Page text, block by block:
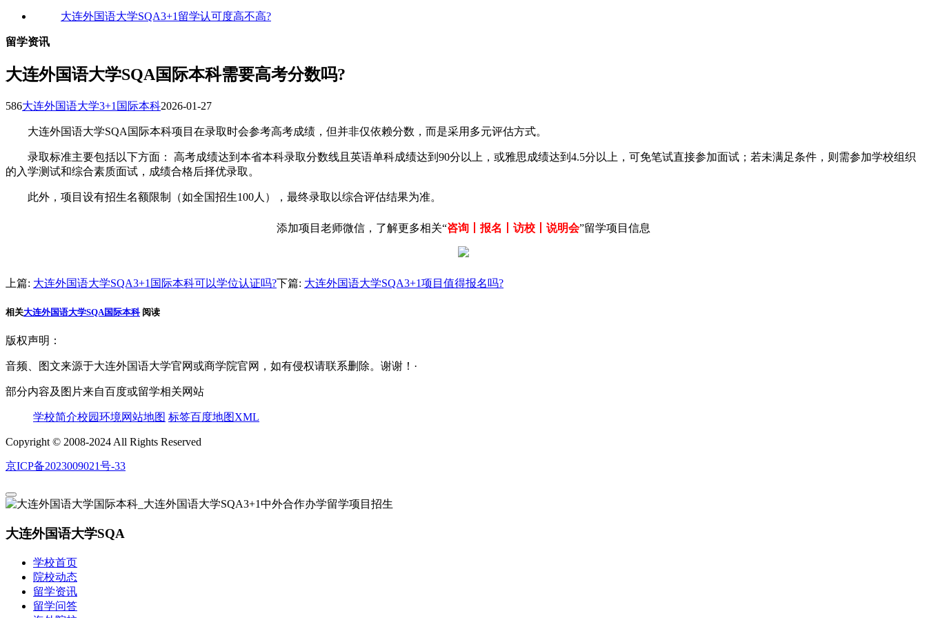
大连外国语大学SQA3+1留学认可度高不高?
留学资讯
大连外国语大学SQA国际本科需要高考分数吗?
586大连外国语大学3+1国际本科2026-01-27
大连外国语大学SQA国际本科项目在录取时会参考高考成绩，但并非仅依赖分数，而是采用多元评估方式。‌
‌录取标准主要包括以下方面：‌ 高考成绩达到本省本科录取分数线且英语单科成绩达到90分以上，或雅思成绩达到4.5分以上，可免笔试直接参加面试；若未满足条件，则需参加学校组织
的入学测试和综合素质面试，成绩合格后择优录取。‌
此外，项目设有招生名额限制（如全国招生100人），最终录取以综合评估结果为准。‌
添加项目老师微信，了解更多相关“咨询丨报名丨访校丨说明会”留学项目信息
上篇: 大连外国语大学SQA3+1国际本科可以学位认证吗?下篇: 大连外国语大学SQA3+1项目值得报名吗?
相关大连外国语大学SQA国际本科 阅读
版权声明：
音频、图文来源于大连外国语大学官网或商学院官网，如有侵权请联系删除。谢谢！·
部分内容及图片来自百度或留学相关网站
学校简介校园环境网站地图 标签百度地图XML
Copyright © 2008-2024 All Rights Reserved
京ICP备2023009021号-33
大连外国语大学SQA
学校首页
院校动态
留学资讯
留学问答